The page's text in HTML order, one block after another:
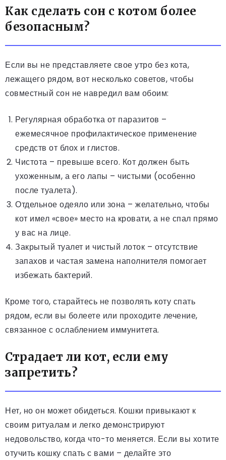
Как сделать сон с котом более
безопасным?
Если вы не представляете свое утро без кота,
лежащего рядом, вот несколько советов, чтобы
совместный сон не навредил вам обоим:
Регулярная обработка от паразитов –
ежемесячное профилактическое применение
средств от блох и глистов.
Чистота – превыше всего. Кот должен быть
ухоженным, а его лапы – чистыми (особенно
после туалета).
Отдельное одеяло или зона – желательно, чтобы
кот имел «свое» место на кровати, а не спал прямо
у вас на лице.
Закрытый туалет и чистый лоток – отсутствие
запахов и частая замена наполнителя помогает
избежать бактерий.
Кроме того, старайтесь не позволять коту спать
рядом, если вы болеете или проходите лечение,
связанное с ослаблением иммунитета.
Страдает ли кот, если ему
запретить?
Нет, но он может обидеться. Кошки привыкают к
своим ритуалам и легко демонстрируют
недовольство, когда что-то меняется. Если вы хотите
отучить кошку спать с вами – делайте это